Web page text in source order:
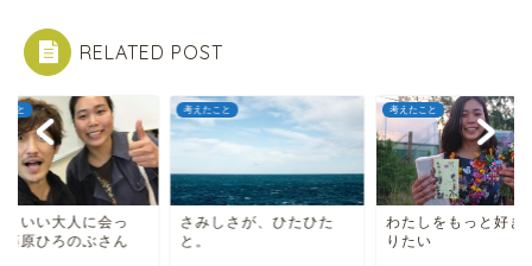
RELATED POST
こと
コいい大人に会っ
藤原ひろのぶさん
考えたこと
さみしさが、ひたひた
と。
考えたこと
わたしをもっと好き
りたい